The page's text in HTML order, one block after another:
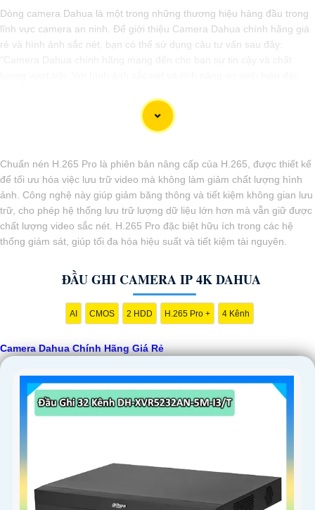
Dòng camera Dahua là một trong những thương hiệu hàng đầu trong
lĩnh vực camera an ninh. Để giới thiệu Camera Dahua chính hãng giá
rẻ và hình ảnh sắc nét, bạn có thể sử dụng câu tư vấn sau đây:
ngần ngại trải nghiệm sự ổn định và chất lượng vượt trội của Camera
Dahua chính hãng với mức giá vô cùng hấp dẫn."
Chuẩn nén H.265 Pro là phiên bản nâng cấp của H.265, được thiết kế
để tối ưu hóa việc lưu trữ video mà không làm giảm chất lượng hình
ảnh. Công nghệ này giúp giảm băng thông và tiết kiệm không gian lưu
trữ, cho phép hệ thống lưu trữ lượng dữ liệu lớn hơn mà vẫn giữ được
chất lượng video sắc nét. H.265 Pro đặc biệt hữu ích trong các hệ
thống giám sát, giúp tối đa hóa hiệu suất và tiết kiệm tài nguyên.
ĐẦU GHI CAMERA IP 4K DAHUA
AI CMOS 2 HDD H.265 Pro + 4 Kênh
Camera Dahua Chính Hãng Giá Rẻ